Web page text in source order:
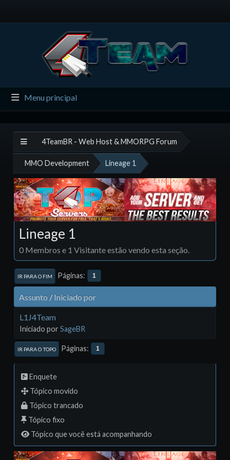
Menu principal
4TeamBR - Web Host & MMORPG Forum
MMO Development Lineage 1
Lineage 1
0 Membros e 1 Visitante estão vendo esta seção.
IR PARA O FIM Páginas 1
Assunto / Iniciado por
L1J4Team
Iniciado por SageBR
IR PARA O TOPO Páginas 1
Enquete
Tópico movido
Tópico trancado
Tópico fixo
Tópico que você está acompanhando